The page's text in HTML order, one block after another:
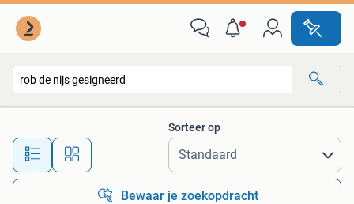
Alle afstanden…
Sorteer op
Bewaar je zoekopdracht